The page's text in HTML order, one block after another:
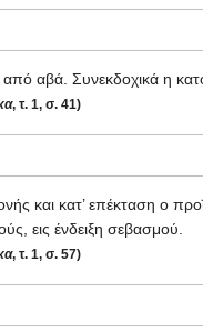
αβά. Συνεκδοχικά η
, τ. 1, σ. 41)
και κατ’ επέκταση ο
εις ένδειξη σεβασμού.
, τ. 1, σ. 57)